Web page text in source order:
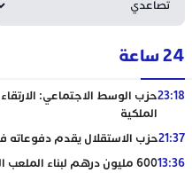
24 ساعة
23:18حزب الوسط الاجتماعي:
الملكية
21:37حزب الاستقلال يقدم دفوعاته
13:36600 مليون درهم لبناء الملعب الكبير بمكناس